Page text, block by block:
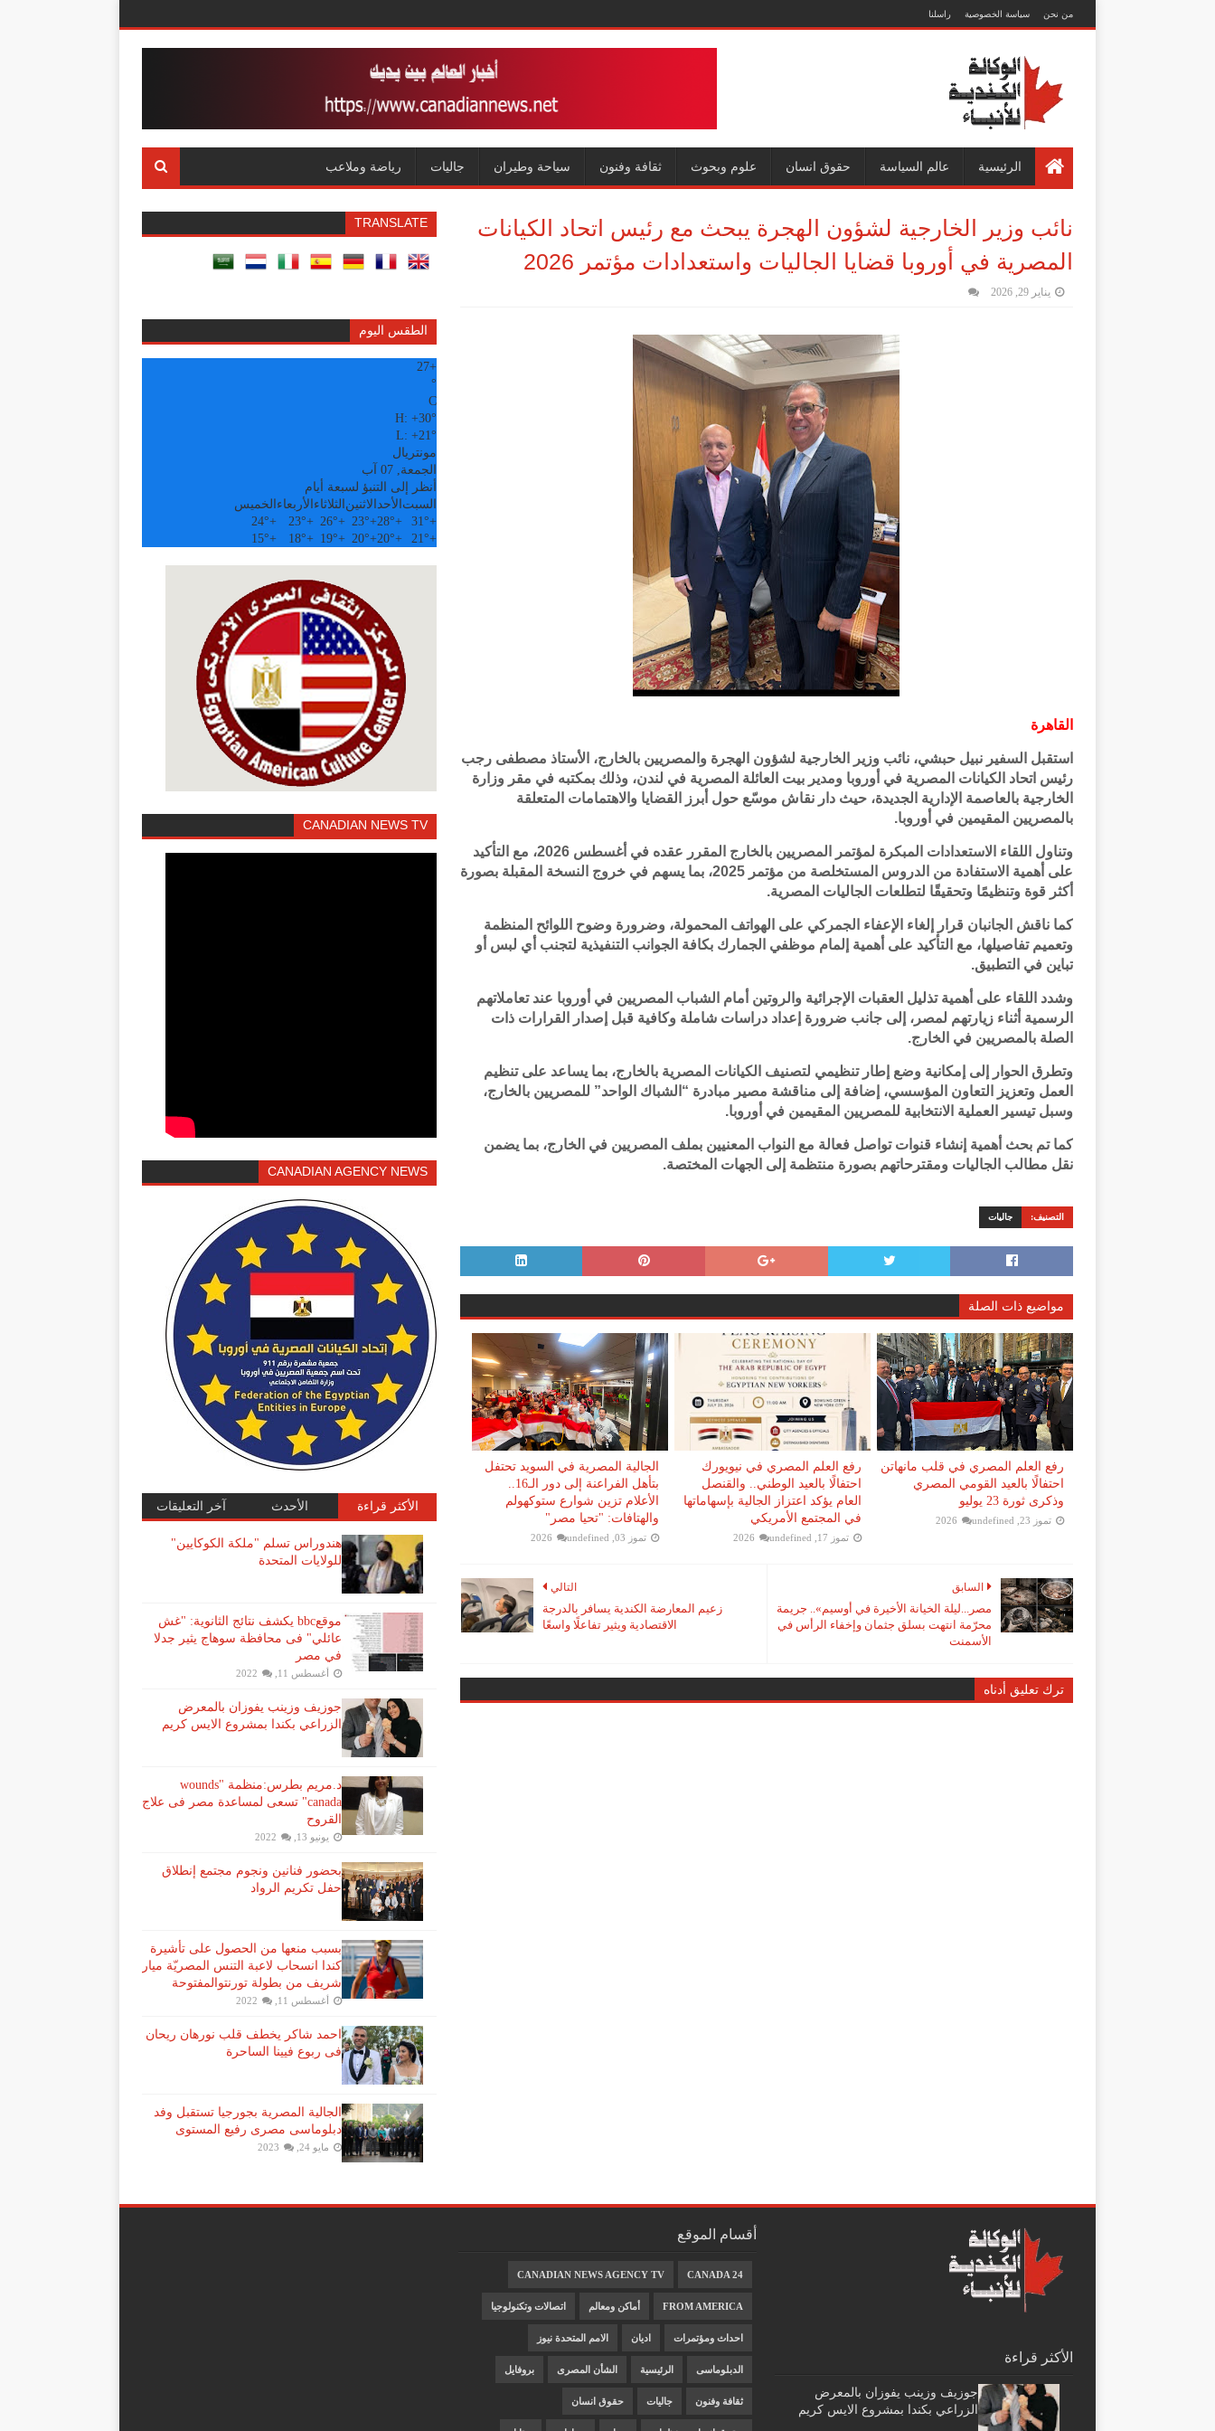
من نحن سياسة الخصوصية راسلنا
الرئيسية عالم السياسة حقوق انسان علوم وبحوث ثقافة وفنون سياحة وطيران جاليات رياضة وملاعب
نائب وزير الخارجية لشؤون الهجرة يبحث مع رئيس اتحاد الكيانات
المصرية في أوروبا قضايا الجاليات واستعدادات مؤتمر 2026
يناير 29, 2026
القاهرة
استقبل السفير نبيل حبشي، نائب وزير الخارجية لشؤون الهجرة والمصريين بالخارج، الأستاذ مصطفى رجب
رئيس اتحاد الكيانات المصرية في أوروبا ومدير بيت العائلة المصرية في لندن، وذلك بمكتبه في مقر وزارة
الخارجية بالعاصمة الإدارية الجديدة، حيث دار نقاش موسّع حول أبرز القضايا والاهتمامات المتعلقة
بالمصريين المقيمين في أوروبا.
وتناول اللقاء الاستعدادات المبكرة لمؤتمر المصريين بالخارج المقرر عقده في أغسطس 2026، مع التأكيد
على أهمية الاستفادة من الدروس المستخلصة من مؤتمر 2025، بما يسهم في خروج النسخة المقبلة بصورة
أكثر قوة وتنظيمًا وتحقيقًا لتطلعات الجاليات المصرية.
كما ناقش الجانبان قرار إلغاء الإعفاء الجمركي على الهواتف المحمولة، وضرورة وضوح اللوائح المنظمة
وتعميم تفاصيلها، مع التأكيد على أهمية إلمام موظفي الجمارك بكافة الجوانب التنفيذية لتجنب أي لبس أو
تباين في التطبيق.
وشدد اللقاء على أهمية تذليل العقبات الإجرائية والروتين أمام الشباب المصريين في أوروبا عند تعاملاتهم
الرسمية أثناء زيارتهم لمصر، إلى جانب ضرورة إعداد دراسات شاملة وكافية قبل إصدار القرارات ذات
الصلة بالمصريين في الخارج.
وتطرق الحوار إلى إمكانية وضع إطار تنظيمي لتصنيف الكيانات المصرية بالخارج، بما يساعد على تنظيم
العمل وتعزيز التعاون المؤسسي، إضافة إلى مناقشة مصير مبادرة “الشباك الواحد” للمصريين بالخارج،
وسبل تيسير العملية الانتخابية للمصريين المقيمين في أوروبا.
كما تم بحث أهمية إنشاء قنوات تواصل فعالة مع النواب المعنيين بملف المصريين في الخارج، بما يضمن
نقل مطالب الجاليات ومقترحاتهم بصورة منتظمة إلى الجهات المختصة.
التصنيف: جاليات
مواضيع ذات الصلة
رفع العلم المصري في قلب مانهاتن
احتفالًا بالعيد القومي المصري
وذكرى ثورة 23 يوليو
تموز 23, 2026 undefined
رفع العلم المصري في نيويورك
احتفالًا بالعيد الوطني.. والقنصل
العام يؤكد اعتزاز الجالية بإسهاماتها
في المجتمع الأمريكي
تموز 17, 2026 undefined
الجالية المصرية في السويد تحتفل
بتأهل الفراعنة إلى دور الـ16..
الأعلام تزين شوارع ستوكهولم
والهتافات: "تحيا مصر"
تموز 03, 2026 undefined
التالي
زعيم المعارضة الكندية يسافر بالدرجة
الاقتصادية ويثير تفاعلًا واسعًا
السابق
مصر...ليلة الخيانة الأخيرة في أوسيم».. جريمة
محرّمة انتهت بسلق جثمان وإخفاء الرأس في
الأسمنت
ترك تعليق أدناه
TRANSLATE
الطقس اليوم
+
27
°
C
H: +30°
L: +21°
مونتريال
الجمعة, 07 آب
أنظر إلى التنبؤ لسبعة أيام
السبت الأحد الاثنين الثلاثاء الأربعاء الخميس
+
31°
+
28°
+
23°
+
26°
+
23°
+
24°
+
21°
+
20°
+
20°
+
19°
+
18°
+
15°
CANADIAN NEWS TV
CANADIAN AGENCY NEWS
الأكثر قراءة الأحدث آخر التعليقات
هندوراس تسلم "ملكة الكوكايين"
للولايات المتحدة
موقعbbc يكشف نتائج الثانوية: "غش
عائلي" فى محافظة سوهاج يثير جدلا
في مصر
أغسطس 11, 2022
جوزيف وزينب يفوزان بالمعرض
الزراعي بكندا بمشروع الايس كريم
د.مريم بطرس:منظمة "wounds
canada" تسعى لمساعدة مصر فى علاج
القروح
يونيو 13, 2022
بحضور فنانين ونجوم مجتمع إنطلاق
حفل تكريم الرواد
بسبب منعها من الحصول على تأشيرة
كندا انسحاب لاعبة ​التنس​ المصريّة ​ميار
شريف​ من بطولة ​تورنتو​المفتوحة
أغسطس 11, 2022
احمد شاكر يخطف قلب نورهان ريحان
فى ربوع فيينا الساحرة
الجالية المصرية بجورجيا تستقبل وفد
دبلوماسى مصرى رفيع المستوى
مايو 24, 2023
الأكثر قراءة
جوزيف وزينب يفوزان بالمعرض
الزراعي بكندا بمشروع الايس كريم
أقسام الموقع
CANADA 24
CANADIAN NEWS AGENCY TV
FROM AMERICA أماكن ومعالم اتصالات وتكنولوجيا
احداث ومؤتمرات اديان الامم المتحدة نيوز
الدبلوماسى الرئيسية الشأن المصرى بروفايل
ثقافة وفنون جاليات حقوق انسان